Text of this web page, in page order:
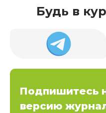
Будь в
Подпишитесь
версию